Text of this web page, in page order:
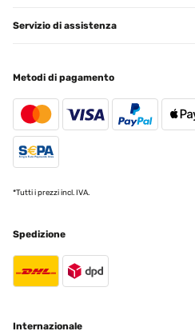
Servizio di assistenza
Metodi di pagamento
*Tutti i prezzi incl. IVA.
Spedizione
Internazionale